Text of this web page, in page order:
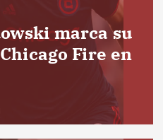
marca su
Fire en